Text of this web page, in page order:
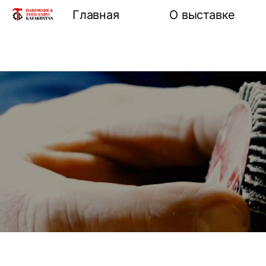
Главная О выставке
Разделы
Формы
выставке
Место
проезда
Отзывы